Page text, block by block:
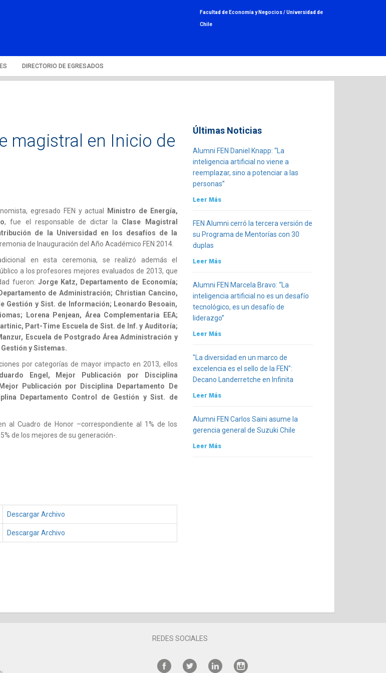
Facultad de Economía y Negocios /Universidad de
Chile
DIRECTORIO DE EGRESADOS
magistral en Inicio de
egresado FEN y actual
Ministro de Energía,
, fue el responsable de dictar la Clase Magistral
de la Universidad en los desafíos de la
de Inauguración del Año Académico FEN 2014.
en esta ceremonia, se realizó además el
a los profesores mejores evaluados de 2013, que
fueron: Jorge Katz, Departamento de Economía;
de Administración; Christian Cancino,
Gestión y Sist. de Información; Leonardo Besoain,
Lorena Penjean, Área Complementaria EEA;
Part-Time Escuela de Sist. de Inf. y Auditoría;
Escuela de Postgrado Área Administración y
y Sistemas.
por categorías de mayor impacto en 2013, ellos
Engel, Mejor Publicación por Disciplina
Publicación por Disciplina Departamento De
Departamento Control de Gestión y Sist. de
al Cuadro de Honor –correspondiente al 1% de los
de los mejores de su generación-.
Descargar Archivo
Descargar Archivo
Últimas Noticias
Alumni FEN Daniel Knapp: “La
inteligencia artificial no viene a
reemplazar, sino a potenciar a las
personas”
Leer Más
FEN Alumni cerró la tercera versión de
su Programa de Mentorías con 30
duplas
Leer Más
Alumni FEN Marcela Bravo: “La
inteligencia artificial no es un desafío
tecnológico, es un desafío de
liderazgo”
Leer Más
"La diversidad en un marco de
excelencia es el sello de la FEN":
Decano Landerretche en Infinita
Leer Más
Alumni FEN Carlos Saini asume la
gerencia general de Suzuki Chile
Leer Más
REDES SOCIALES